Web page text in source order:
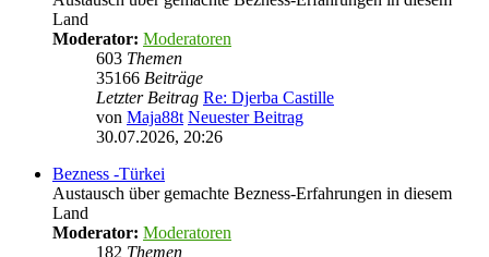
Land
Moderator: Moderatoren
603 Themen
35166 Beiträge
Letzter Beitrag Re: Djerba Castille
von Maja88t Neuester Beitrag
30.07.2026, 20:26
Bezness -Türkei
Austausch über gemachte Bezness-Erfahrungen in diesem
Land
Moderator: Moderatoren
182 Themen